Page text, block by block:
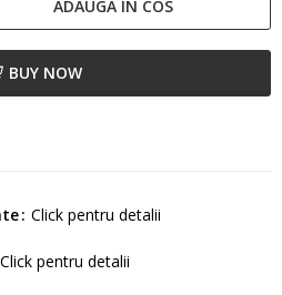
ADAUGA IN COS
BUY NOW
Click pentru detalii
Click pentru detalii